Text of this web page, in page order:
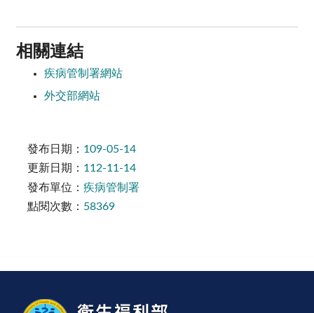
相關連結
疾病管制署網站
外交部網站
發布日期： 109-05-14
更新日期： 112-11-14
發布單位： 疾病管制署
點閱次數： 58369